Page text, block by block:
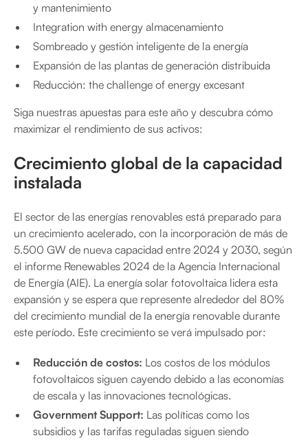
y mantenimiento
Integration with energy almacenamiento
Sombreado y gestión inteligente de la energía
Expansión de las plantas de generación distribuida
Reducción: the challenge of energy excesant
Siga nuestras apuestas para este año y descubra cómo
maximizar el rendimiento de sus activos:
Crecimiento global de la capacidad
instalada
El sector de las energías renovables está preparado para
un crecimiento acelerado, con la incorporación de más de
5.500 GW de nueva capacidad entre 2024 y 2030, según
el informe Renewables 2024 de la Agencia Internacional
de Energía (AIE). La energía solar fotovoltaica lidera esta
expansión y se espera que represente alrededor del 80%
del crecimiento mundial de la energía renovable durante
este período. Este crecimiento se verá impulsado por:
Reducción de costos: Los costos de los módulos
fotovoltaicos siguen cayendo debido a las economías
de escala y las innovaciones tecnológicas.
Government Support: Las políticas como los
subsidios y las tarifas reguladas siguen siendo